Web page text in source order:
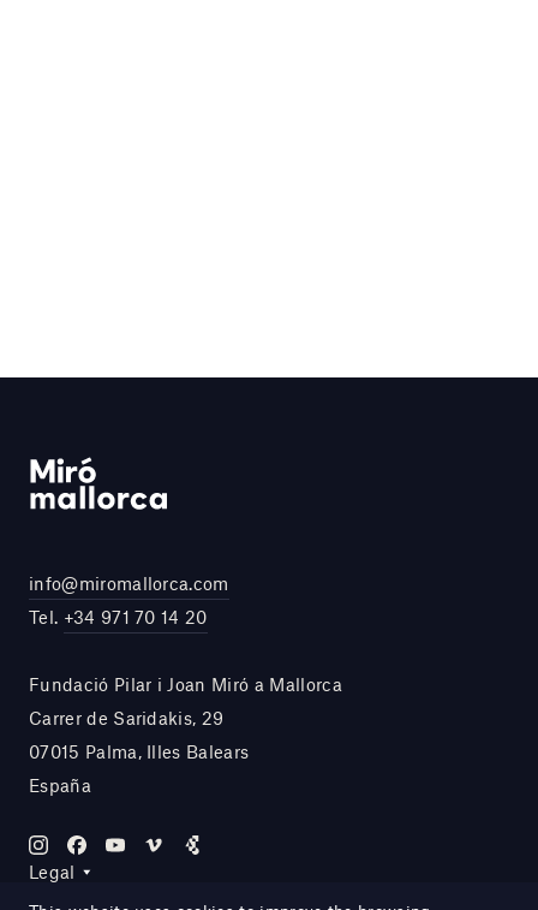
info@miromallorca.com
Tel. +34 971 70 14 20
Fundació Pilar i Joan Miró a Mallorca
Carrer de Saridakis, 29
07015 Palma, Illes Balears
España
Legal